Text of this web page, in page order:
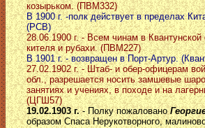
козырьком. (ПВМ332)
В 1900 г. -полк действует в пределах
(РСВ)
28.06.1900 г. - Всем чинам в
кителя и рубахи. (ПВМ227)
В 1901 г. - возвращен в Порт-Артур.
27.02.1902 г. - Штаб- и обер-офицерам
обл., разрешается носить замшевые
занятиях и учениях, в походе и на
(ЦГШ57)
19.02.1903 г.- Полку пожаловано
образом Спаса Нерукотворного,